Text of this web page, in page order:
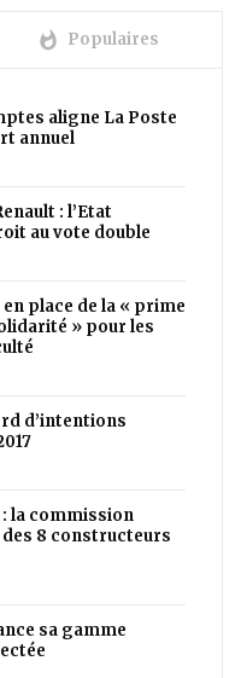
whatshot Populaires
aligne La Poste
annuel
: l’Etat
au vote double
place de la « prime
» pour les
d’intentions
la commission
8 constructeurs
sa gamme